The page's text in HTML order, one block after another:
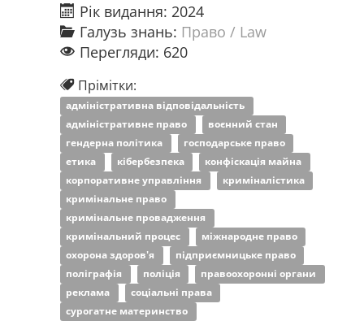
Рік видання: 2024
Галузь знань: Право / Law
Перегляди: 620
Прімітки:
адміністративна відповідальність
адміністративне право
воєнний стан
гендерна політика
господарське право
етика
кібербезпека
конфіскація майна
корпоративне управління
криміналістика
кримінальне право
кримінальне провадження
кримінальний процес
міжнародне право
охорона здоров'я
підприємницьке право
поліграфія
поліція
правоохоронні органи
реклама
соціальні права
сурогатне материнство